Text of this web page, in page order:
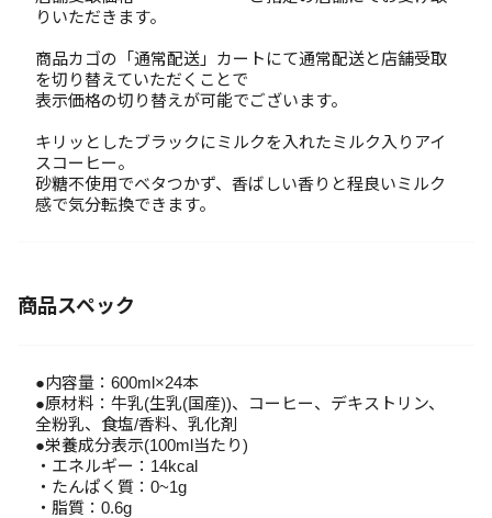
りいただきます。
商品カゴの「通常配送」カートにて通常配送と店舗受取
を切り替えていただくことで
表示価格の切り替えが可能でございます。
キリッとしたブラックにミルクを入れたミルク入りアイ
スコーヒー。
砂糖不使用でベタつかず、香ばしい香りと程良いミルク
感で気分転換できます。
商品スペック
●内容量：600ml×24本
●原材料：牛乳(生乳(国産))、コーヒー、デキストリン、
全粉乳、食塩/香料、乳化剤
●栄養成分表示(100ml当たり)
・エネルギー：14kcal
・たんぱく質：0~1g
・脂質：0.6g